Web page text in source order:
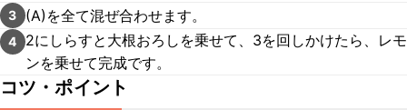
3 (A)を全て混ぜ合わせます。
4
2にしらすと大根おろしを乗せて、3を回しかけたら、レモ
ンを乗せて完成です。
コツ・ポイント